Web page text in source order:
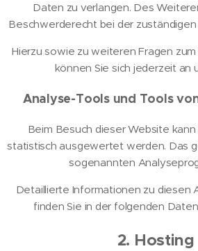
Daten zu verlangen. Des
Beschwerderecht bei der
Hierzu sowie zu weiteren Fragen
können Sie sich jederzeit an
Analyse-Tools und Tools
Beim Besuch dieser Website
statistisch ausgewertet werden. Das
sogenannten
Detaillierte Informationen zu diesen
finden Sie in der folgenden
2. Hosting